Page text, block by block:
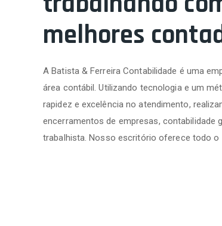
melhores
A Batista & Ferreira Contabilidade é uma
área contábil. Utilizando tecnologia e um
rapidez e excelência no atendimento,
encerramentos de empresas, contabilidade
trabalhista. Nosso escritório oferece todo